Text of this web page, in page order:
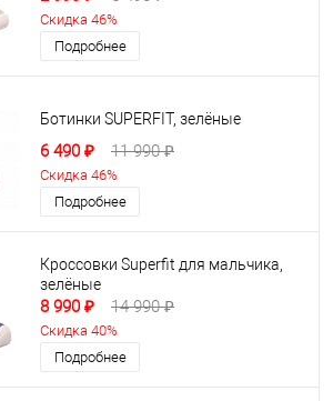
Скидка 46%
Подробнее
Ботинки SUPERFIT, зелёные
6 490 ₽ 11 990 ₽
Скидка 46%
Подробнее
Кроссовки Superfit для мальчика,
зелёные
8 990 ₽ 14 990 ₽
Скидка 40%
Подробнее